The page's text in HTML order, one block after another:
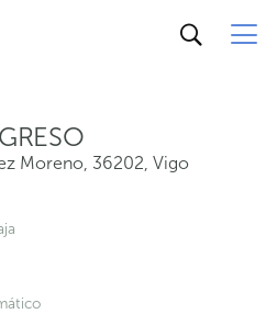
Moreno, 36202, Vigo
Moreno, 36202, Vigo